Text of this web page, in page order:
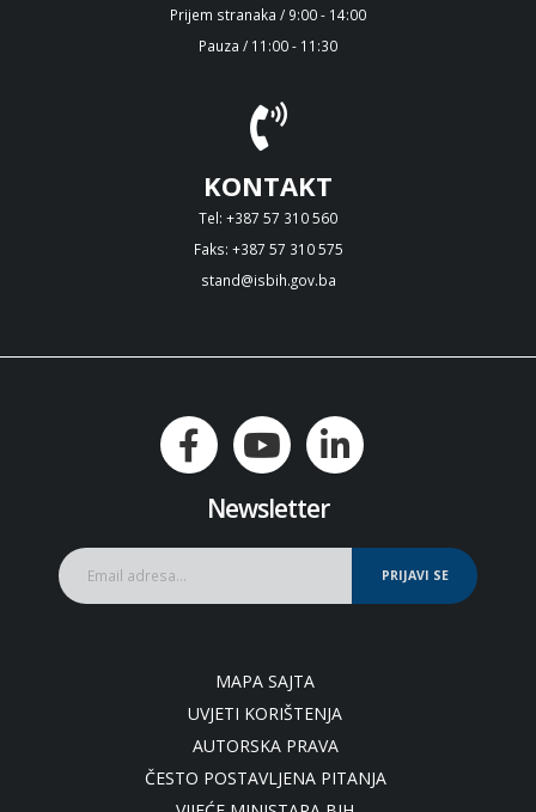
Prijem stranaka / 9:00 - 14:00
Pauza / 11:00 - 11:30
KONTAKT
Tel: +387 57 310 560
Faks: +387 57 310 575
stand@isbih.gov.ba
Newsletter
PRIJAVI SE
MAPA SAJTA
UVJETI KORIŠTENJA
AUTORSKA PRAVA
ČESTO POSTAVLJENA PITANJA